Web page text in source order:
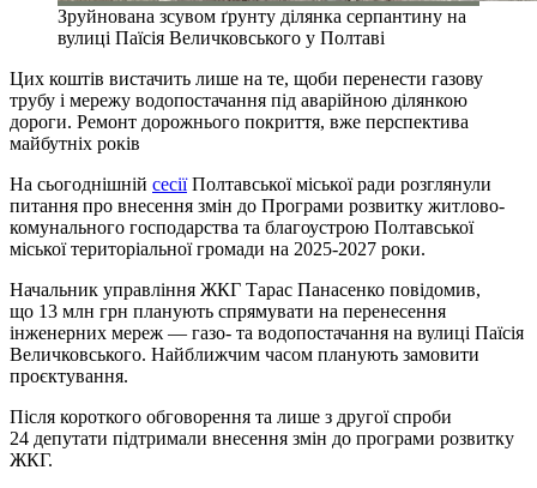
Зруйнована зсувом ґрунту ділянка серпантину на
вулиці Паїсія Величковського у Полтаві
Цих коштів вистачить лише на те, щоби перенести газову
трубу і мережу водопостачання під аварійною ділянкою
дороги. Ремонт дорожнього покриття, вже перспектива
майбутніх років
На сьогоднішній сесіїПолтавської міської ради розглянули
питання про внесення змін до Програми розвитку житлово-
комунального господарства та благоустрою Полтавської
міської територіальної громади на 2025-2027 роки.
Начальник управління ЖКГ Тарас Панасенко повідомив,
що 13 млн грн планують спрямувати на перенесення
інженерних мереж — газо- та водопостачання на вулиці Паїсія
Величковського. Найближчим часом планують замовити
проєктування.
Після короткого обговорення та лише з другої спроби
24 депутати підтримали внесення змін до програми розвитку
ЖКГ.